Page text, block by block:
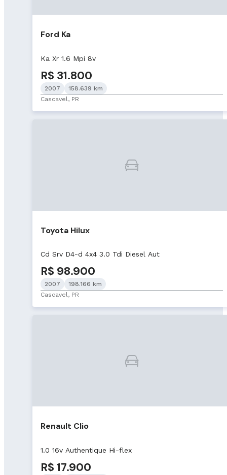
Ford Ka
Ka Xr 1.6 Mpi 8v
R$ 31.800
2007
158.639 km
Cascavel, PR
Toyota Hilux
Cd Srv D4-d 4x4 3.0 Tdi Diesel Aut
R$ 98.900
2007
198.166 km
Cascavel, PR
Renault Clio
1.0 16v Authentique Hi-flex
R$ 17.900